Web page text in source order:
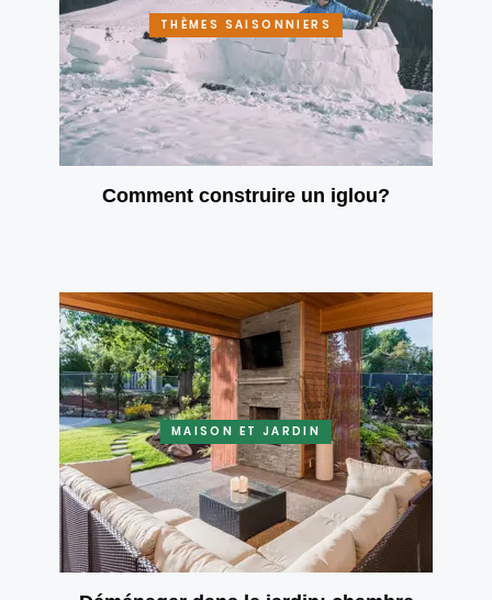
THÈMES SAISONNIERS
Comment construire un iglou?
MAISON ET JARDIN